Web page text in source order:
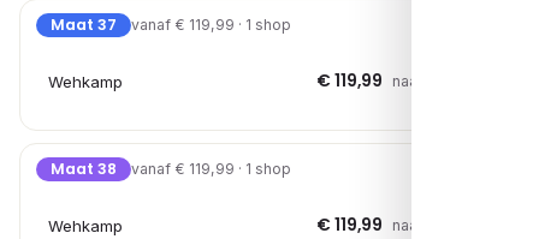
Maat 37 vanaf € 119,99 · 1 shop
Wehkamp € 119,99 naar shop →
Maat 38 vanaf € 119,99 · 1 shop
Wehkamp € 119,99 naar shop →